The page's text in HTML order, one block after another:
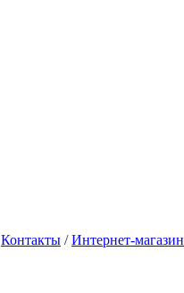
Контакты / Интернет-магазин